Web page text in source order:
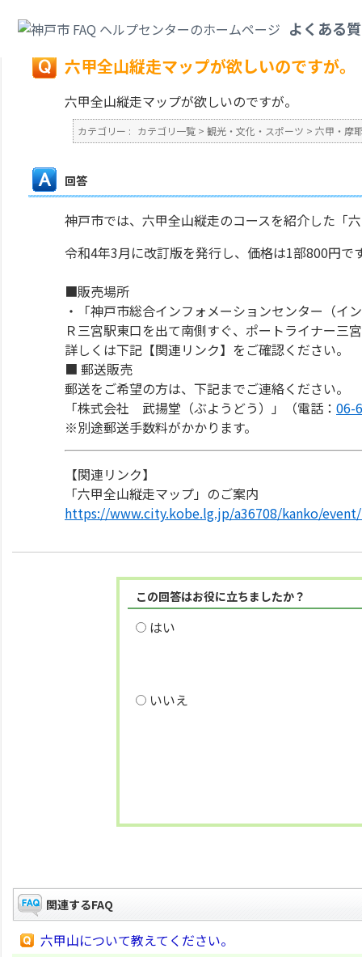
よくある
戻る
六甲全山縦走マップが欲しいのですが。
六甲全山縦走マップが欲しいのですが。
カテゴリー : カテゴリ一覧 > 観光・文化・スポーツ > 六甲・摩
回答
神戸市では、六甲全山縦走のコースを紹介した「
令和4年3月に改訂版を発行し、価格は1部800円で
■販売場所
・「神戸市総合インフォメーションセンター（イ
Ｒ三宮駅東口を出て南側すぐ、ポートライナー三
詳しくは下記【関連リンク】をご確認ください。
■ 郵送販売
郵送をご希望の方は、下記までご連絡ください。
「株式会社 武揚堂（ぶようどう）」（電話： 06-
※別途郵送手数料がかかります。
【関連リンク】
「六甲全山縦走マップ」のご案内
https://www.city.kobe.lg.jp/a36708/kanko/
この回答はお役に立ちましたか？
はい
いいえ
関連するFAQ
六甲山について教えてください。